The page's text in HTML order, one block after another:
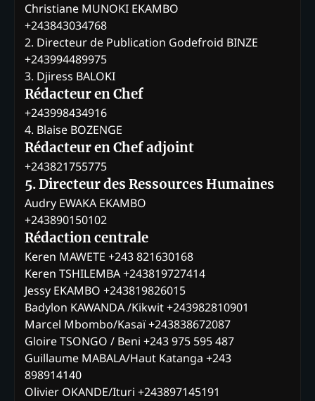
Christiane MUNOKI EKAMBO
+243843034768
2. Directeur de Publication Godefroid BINZE
+243994489975
3. Djiress BALOKI
Rédacteur en Chef
+243998434916
4. Blaise BOZENGE
Rédacteur en Chef adjoint
+243821755775
5. Directeur des Ressources Humaines
Audry EWAKA EKAMBO
+243890150102
Rédaction centrale
Keren MAWETE +243 821630168
Keren TSHILEMBA +243819727414
Jessy EKAMBO +243819826015
Badylon KAWANDA /Kikwit +243982810901
Marcel Mbombo/Kasaï +243838672087
Gloire TSONGO / Beni +243 975 595 487
Guillaume MABALA/Haut Katanga +243
898914140
Olivier OKANDE/Ituri +243897145191